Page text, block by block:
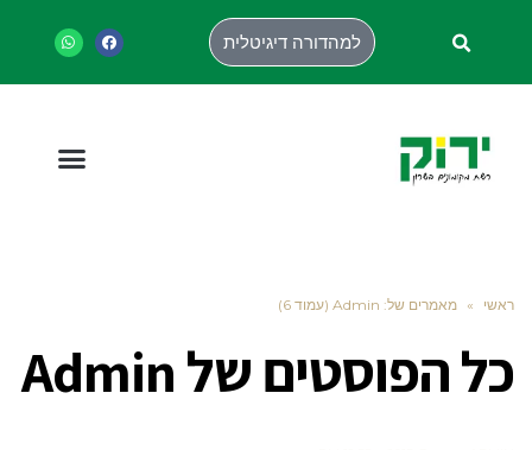
למהדורה דיגיטלית
ראשי » מאמרים של: Admin (עמוד 6)
כל הפוסטים שלAdmin